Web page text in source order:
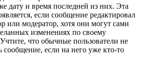
дату и время последней из них. Эта
если сообщение редактировал
или модератор, хотя они могут сами
изменениях по своему
что обычные пользователи не
сообщение, если на него уже кто-то